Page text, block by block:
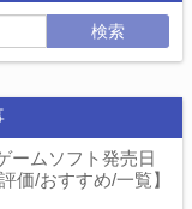
検索
ームソフト発売日
価/おすすめ/一覧】